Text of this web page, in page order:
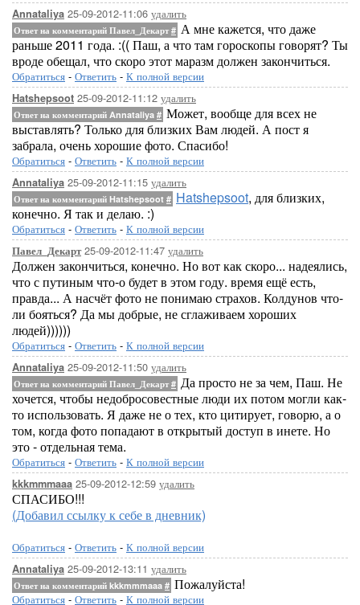
Annataliya 25-09-2012-11:06 удалить
Ответ на комментарий Павел_Декарт# А мне кажется, что даже
раньше 2011 года. :(( Паш, а что там гороскопы говорят? Ты
вроде обещал, что скоро этот маразм должен закончиться.
Обратиться - Ответить - К полной версии
Hatshepsoot 25-09-2012-11:12 удалить
Ответ на комментарий Annataliya # Может, вообще для всех не
выставлять? Только для близких Вам людей. А пост я
забрала, очень хорошие фото. Спасибо!
Обратиться - Ответить - К полной версии
Annataliya 25-09-2012-11:15 удалить
Ответ на комментарий Hatshepsoot # Hatshepsoot, для близких,
конечно. Я так и делаю. :)
Обратиться - Ответить - К полной версии
Павел_Декарт25-09-2012-11:47 удалить
Должен закончиться, конечно. Но вот как скоро... надеялись,
что с путиным что-о будет в этом году. время ещё есть,
правда... А насчёт фото не понимаю страхов. Колдунов что-
ли бояться? Да мы добрые, не сглаживаем хороших
людей))))))
Обратиться - Ответить - К полной версии
Annataliya 25-09-2012-11:50 удалить
Ответ на комментарий Павел_Декарт# Да просто не за чем, Паш. Не
хочется, чтобы недобросовестные люди их потом могли как-
то использовать. Я даже не о тех, кто цитирует, говорю, а о
том, когда фото попадают в открытый доступ в инете. Но
это - отдельная тема.
Обратиться - Ответить - К полной версии
kkkmmmaaa 25-09-2012-12:59 удалить
СПАСИБО!!!
(Добавил ссылку к себе в дневник)
Обратиться - Ответить - К полной версии
Annataliya 25-09-2012-13:11 удалить
Ответ на комментарий kkkmmmaaa # Пожалуйста!
Обратиться - Ответить - К полной версии